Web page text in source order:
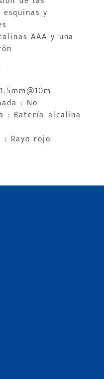
y
AAA y una
: No
: Batería alcalina
Rayo rojo